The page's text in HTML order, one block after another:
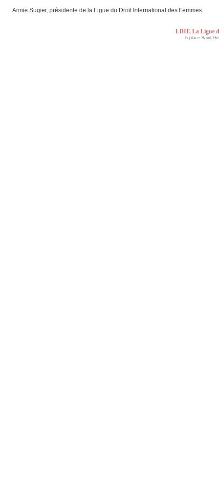
Annie Sugier, présidente de la Ligue du Droit International des Femmes
LDIF, La Ligue
6 place Saint